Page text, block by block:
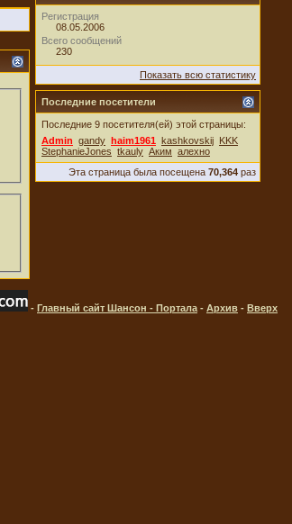
Регистрация
08.05.2006
Всего сообщений
230
Показать всю статистику
Последние посетители
Последние 9 посетителя(ей) этой страницы:
Admin gandy haim1961 kashkovskij KKK
StephanieJones tkauly Аким алехно
Эта страница была посещена 70,364 раз
- Главный сайт Шансон - Портала - Архив - Вверх